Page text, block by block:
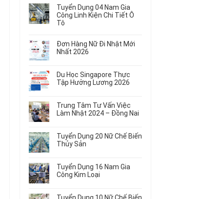
Biến
Món
Ăn
Rau
Củ
Dụng
5
Nữ
May
Áo
Trẻ
Áo
Thun
có
bình
luận
ở
Dụng
12
Tạo
Đầu
Điện
Dùng
Tô
Máy
Tuyển Dụng 04 Nam Gia
Công Linh Kiện Chi Tiết Ô
Tô
có
bình
luận
Tuyển
Dụng
04
Gia
Công
Chi
Tiết
Đơn Hàng Nữ Đi Nhật Mới
Nhất 2026
có
bình
luận
Đơn
Hàng
Nữ
Nhật
Mới
Nhất
Du Học Singapore Thực
Tập Hưởng Lương 2026
có
bình
luận
Du
Học
Singapore
Tập
Hưởng
Lương
Trung Tâm Tư Vấn Việc
Làm Nhật 2024 – Đồng Nai
có
bình
luận
Trung
Tâm
Tư
Việc
Tuyển Dụng 20 Nữ Chế Biến
Thủy Sản
có
bình
luận
Tuyển
Tuyển Dụng 16 Nam Gia
Công Kim Loại
có